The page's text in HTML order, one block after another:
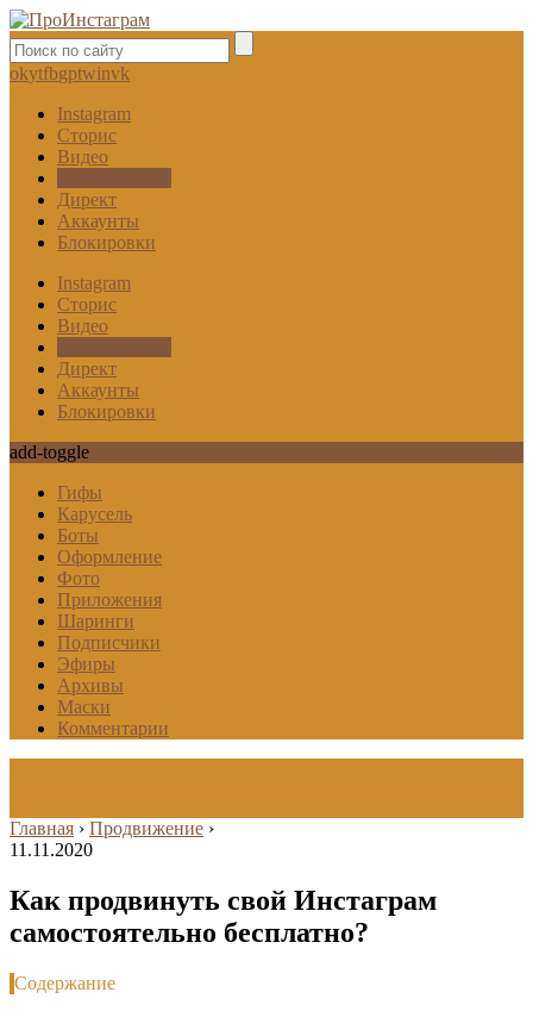
okytfbgptwinvk
Instagram
Сторис
Видео
Директ
Аккаунты
Блокировки
Instagram
Сторис
Видео
Директ
Аккаунты
Блокировки
add-toggle
Гифы
Карусель
Боты
Оформление
Фото
Приложения
Шаринги
Подписчики
Эфиры
Архивы
Маски
Комментарии
Главная › Продвижение ›
11.11.2020
Как продвинуть свой Инстаграм
самостоятельно бесплатно?
Содержание